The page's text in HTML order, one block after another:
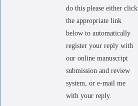
do this please either click
the appropriate link
below to automatically
register your reply with
our online manuscript
submission and review
system, or e-mail me
with your reply.